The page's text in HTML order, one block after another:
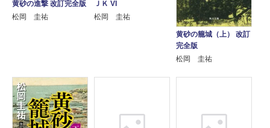
黄砂の進撃 改訂完全版
松岡 圭祐
ＪＫ VI
松岡 圭祐
黄砂の籠城（上） 改訂
完全版
松岡 圭祐